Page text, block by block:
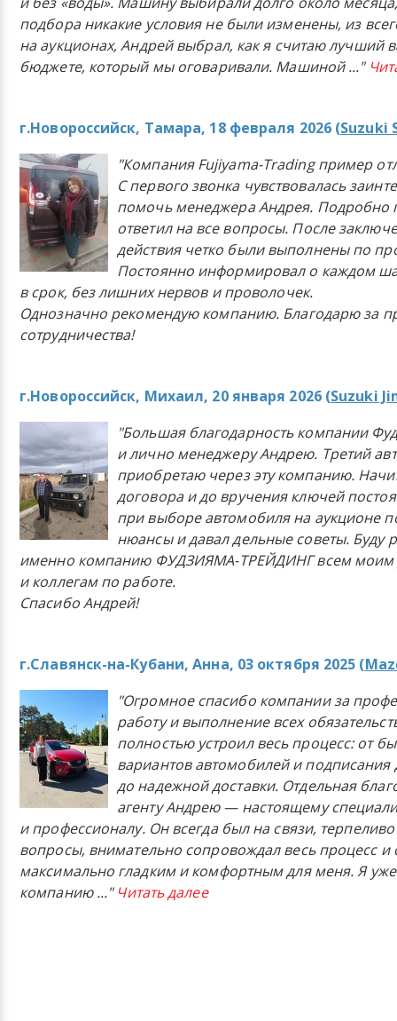
подбора никакие условия не были изменены, из
на аукционах, Андрей выбрал, как я считаю лучший
бюджете, который мы оговаривали. Машиной..."
г.Новороссийск, Тамара, 18 февраля 2026 (Suzuki
"Компания Fujiyama-Trading пример
С первого звонка чувствовалась
помочь менеджера Андрея. Подробно
ответил на все вопросы. После
действия четко были выполнены по
Постоянно информировал о каждом
в срок, без лишних нервов и проволочек.
Однозначно рекомендую компанию. Благодарю за
сотрудничества!
г.Новороссийск, Михаил, 20 января 2026 (Suzuki
"Большая благодарность компании
и лично менеджеру Андрею. Третий
приобретаю через эту компанию.
договора и до вручения ключей
при выборе автомобиля на аукционе
нюансы и давал дельные советы. Буду
именно компанию ФУДЗИЯМА-ТРЕЙДИНГ всем моим
и коллегам по работе.
Спасибо Андрей!
г.Славянск-на-Кубани, Анна, 03 октября 2025 (
"Огромное спасибо компании за
работу и выполнение всех
полностью устроил весь процесс: от
вариантов автомобилей и подписания
до надежной доставки. Отдельная
агенту Андрею — настоящему
и профессионалу. Он всегда был на связи,
вопросы, внимательно сопровождал весь процесс и
максимально гладким и комфортным для меня. Я
компанию..." Читать далее